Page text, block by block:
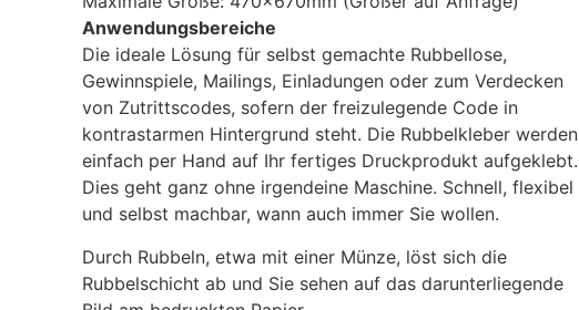
Anwendungsbereiche
Die ideale Lösung für selbst gemachte Rubbellose,
Gewinnspiele, Mailings, Einladungen oder zum Verdecken
von Zutrittscodes, sofern der freizulegende Code in
kontrastarmen Hintergrund steht. Die Rubbelkleber werden
einfach per Hand auf Ihr fertiges Druckprodukt aufgeklebt.
Dies geht ganz ohne irgendeine Maschine. Schnell, flexibel
und selbst machbar, wann auch immer Sie wollen.
Durch Rubbeln, etwa mit einer Münze, löst sich die
Rubbelschicht ab und Sie sehen auf das darunterliegende